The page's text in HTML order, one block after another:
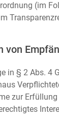
(im
von
in § 2 Abs. 4
zur